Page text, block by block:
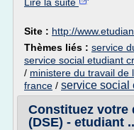
Site : http://
Thèmes liés : service
service social etudiant
/ ministere du travail de
france / service social
Constituez votre
(DSE) - etudiant